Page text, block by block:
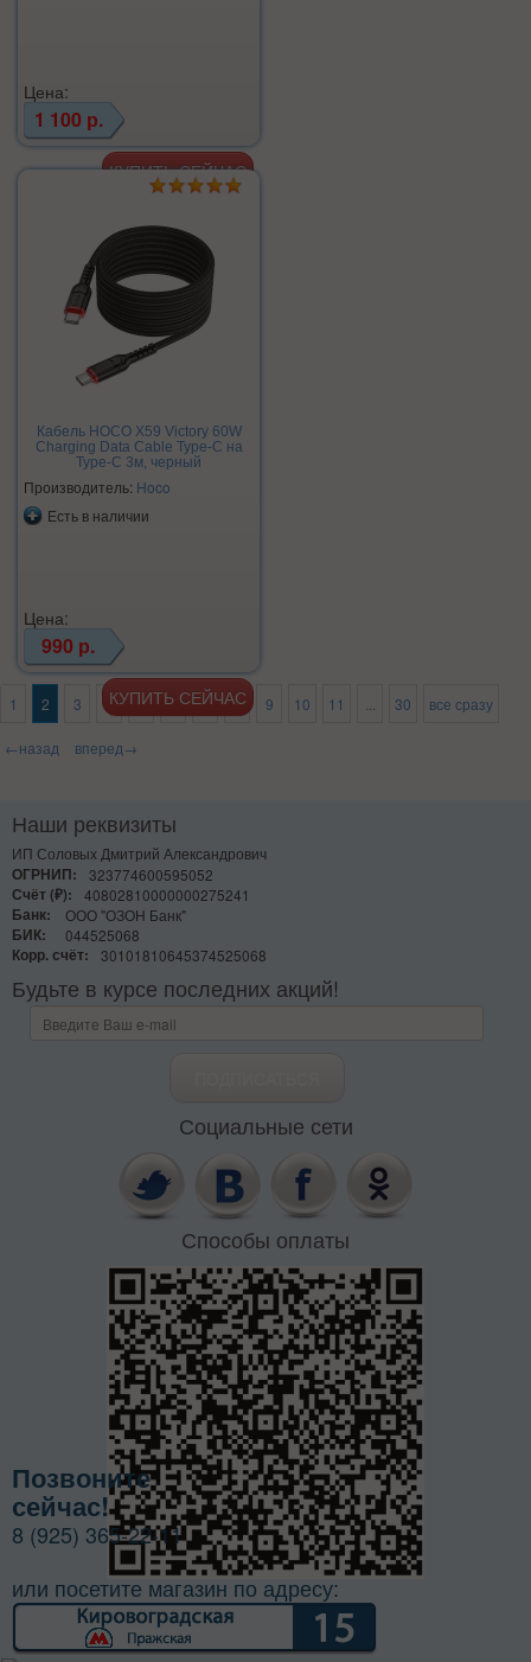
Цена:
1 100 р.
Кабель HOCO X59 Victory 60W
Charging Data Cable Type-C на
Type-C 3м, черный
Производитель: Hoco
Есть в наличии
Цена:
990 р.
1 2 3 4 5 6 7 8 9 10 11 30 все сразу
←назад вперед→
Наши реквизиты
ИП Соловых Дмитрий Александрович
ОГРНИП:
323774600595052
Счёт (₽):
40802810000000275241
Банк:
ООО "ОЗОН Банк"
БИК:
044525068
Корр. счёт:
30101810645374525068
Будьте в курсе последних акций!
Социальные сети
Способы оплаты
Позвоните
сейчас!
8 (925) 365-22-11
или посетите магазин по адресу: